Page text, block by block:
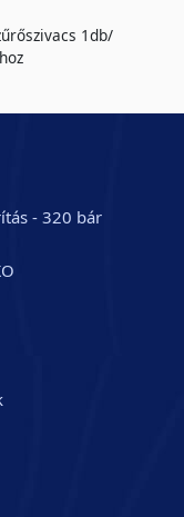
1db/
- 320 bár